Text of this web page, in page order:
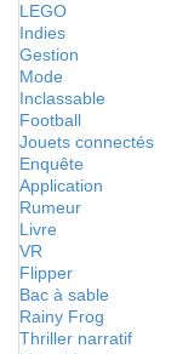
LEGO
Indies
Gestion
Mode
Inclassable
Football
Jouets connectés
Enquête
Application
Rumeur
Livre
VR
Flipper
Bac à sable
Rainy Frog
Thriller narratif